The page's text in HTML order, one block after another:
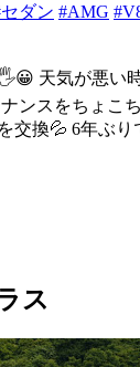
ダン #AMG
天気が悪い
ンスをちょこ
交換💦 6年ぶり
ス